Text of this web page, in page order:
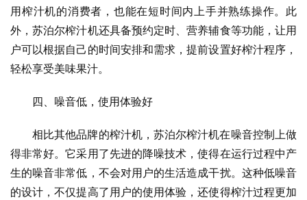
用榨汁机的消费者，也能在短时间内上手并熟练操作。此
外，苏泊尔榨汁机还具备预约定时、营养辅食等功能，让用
户可以根据自己的时间安排和需求，提前设置好榨汁程序，
轻松享受美味果汁。
四、噪音低，使用体验好
相比其他品牌的榨汁机，苏泊尔榨汁机在噪音控制上做
得非常好。它采用了先进的降噪技术，使得在运行过程中产
生的噪音非常低，不会对用户的生活造成干扰。这种低噪音
的设计，不仅提高了用户的使用体验，还使得榨汁过程更加